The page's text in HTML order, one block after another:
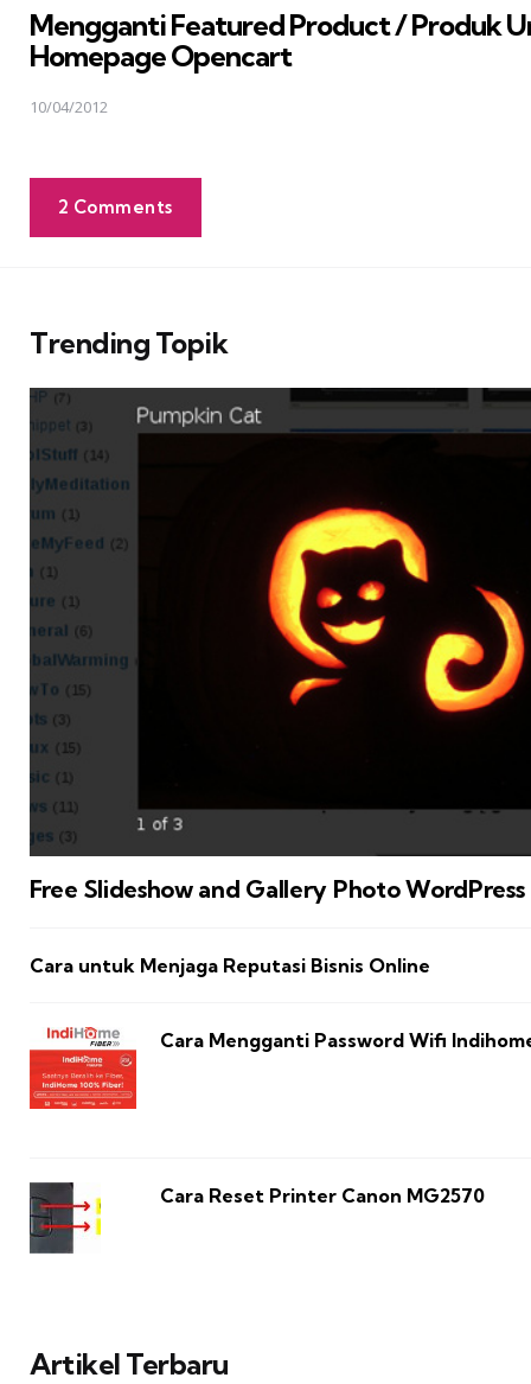
Mengganti Featured Product / Produk
Homepage Opencart
10/04/2012
2 Comments
Trending Topik
Free Slideshow and Gallery Photo WordPress
Cara untuk Menjaga Reputasi Bisnis Online
Cara Mengganti Password Wifi
Cara Reset Printer Canon MG2570
Artikel Terbaru